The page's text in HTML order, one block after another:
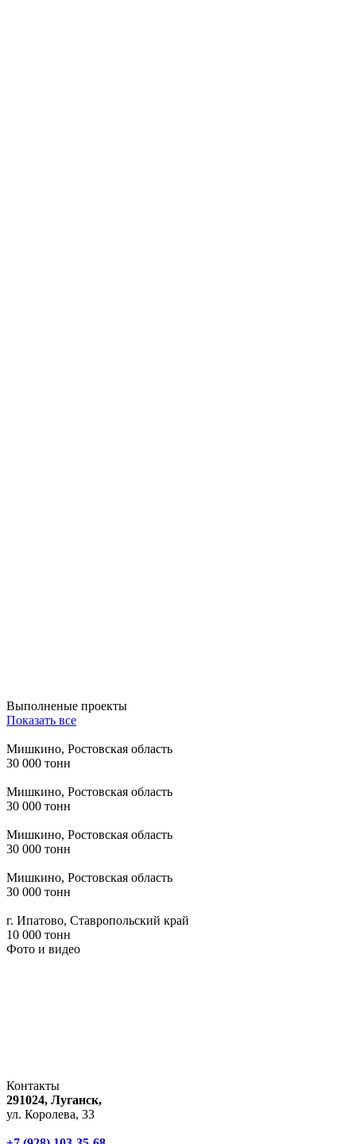
Выполненые проекты
Показать все
Мишкино, Ростовская область
30 000 тонн
Мишкино, Ростовская область
30 000 тонн
Мишкино, Ростовская область
30 000 тонн
Мишкино, Ростовская область
30 000 тонн
г. Ипатово, Ставропольский край
10 000 тонн
Фото и видео
Контакты
291024, Луганск,
ул. Королева, 33